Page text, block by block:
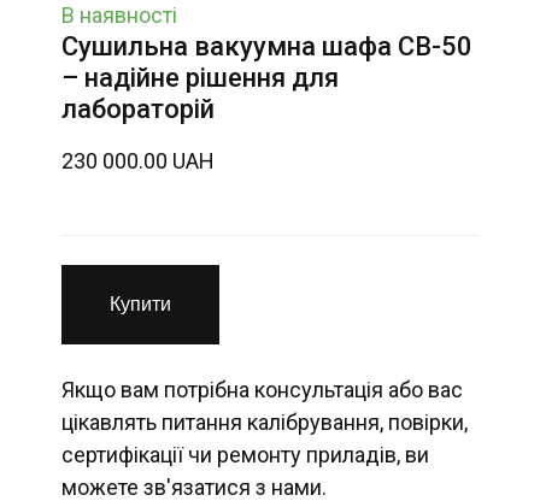
В наявності
Сушильна вакуумна шафа СВ-50
– надійне рішення для
лабораторій
230 000.00 UAH
Купити
Якщо вам потрібна консультація або вас
цікавлять питання калібрування, повірки,
сертифікації чи ремонту приладів, ви
можете зв'язатися з нами.